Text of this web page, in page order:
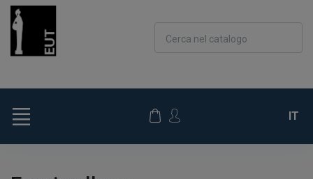
Cerca nel catalogo
IT